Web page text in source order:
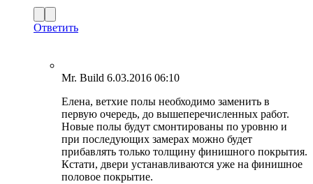
Ответить
Mr. Build 6.03.2016 06:10
Елена, ветхие полы необходимо заменить в
первую очередь, до вышеперечисленных работ.
Новые полы будут смонтированы по уровню и
при последующих замерах можно будет
прибавлять только толщину финишного покрытия.
Кстати, двери устанавливаются уже на финишное
половое покрытие.